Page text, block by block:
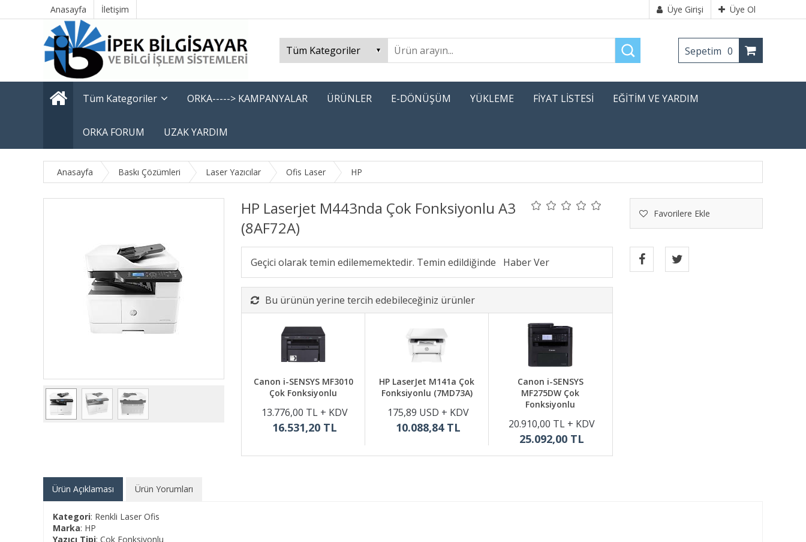
Anasayfa İletişim Üye Girişi Üye Ol
Sepetim 0
Tüm Kategoriler ORKA-----> KAMPANYALAR ÜRÜNLER E-DÖNÜŞÜM YÜKLEME FİYAT LİSTESİ EĞİTİM VE YARDIM
ORKA FORUM UZAK YARDIM
Anasayfa Baskı Çözümleri Laser Yazıcılar Ofis Laser HP
HP Laserjet M443nda Çok Fonksiyonlu A3
(8AF72A)
Favorilere Ekle
Geçici olarak temin edilememektedir. Temin edildiğinde
Bu ürünün yerine tercih edebileceğiniz ürünler
Canon i-SENSYS MF3010
Çok Fonksiyonlu
13.776,00 TL + KDV
16.531,20 TL
HP LaserJet M141a Çok
Fonksiyonlu (7MD73A)
175,89 USD + KDV
10.088,84 TL
Canon i-SENSYS
MF275DW Çok
Fonksiyonlu
20.910,00 TL + KDV
25.092,00 TL
Ürün Açıklaması Ürün Yorumları
Kategori: Renkli Laser Ofis
Marka: HP
Yazıcı Tipi: Çok Fonksiyonlu